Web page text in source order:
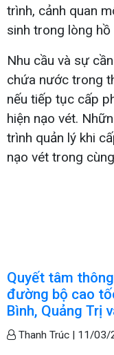
trình, cảnh quan
sinh trong lòng hồ
Nhu cầu và sự
chứa nước trong
nếu tiếp tục cấp
hiện nạo vét.
trình quản lý khi
nạo vét trong
Quyết tâm
đường bộ cao
Bình, Quảng Trị
Thanh Trúc | 11/03/